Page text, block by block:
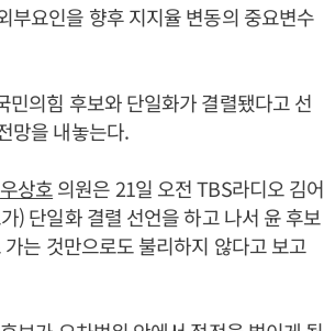
부요인을 향후 지지율 변동의 중요변수
민의힘 후보와 단일화가 결렬됐다고 선
망을 내놓는다.
우상호의원은 21일 오전 TBS라디오 김어
) 단일화 결렬 선언을 하고 나서 윤 후보
는 것만으로도 불리하지 않다고 보고